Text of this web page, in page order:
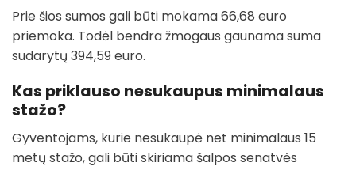
Prie šios sumos gali būti mokama 66,68 euro
priemoka. Todėl bendra žmogaus gaunama suma
sudarytų 394,59 euro.
Kas priklauso nesukaupus minimalaus
stažo?
Gyventojams, kurie nesukaupė net minimalaus 15
metų stažo, gali būti skiriama šalpos senatvės